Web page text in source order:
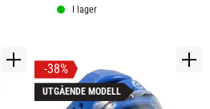
I lager
38%
UTGÅENDE MODELL